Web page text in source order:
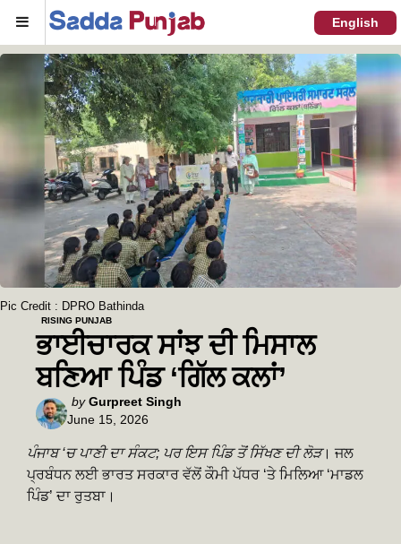
Menu English
Pic Credit : DPRO Bathinda
RISING PUNJAB
ਭਾਈਚਾਰਕ ਸਾਂਝ ਦੀ ਮਿਸਾਲ
ਬਣਿਆ ਪਿੰਡ ‘ਗਿੱਲ ਕਲਾਂ’
Posted
by
by Gurpreet Singh
June 15, 2026
ਪੰਜਾਬ ‘ਚ ਪਾਣੀ ਦਾ ਸੰਕਟ; ਪਰ ਇਸ ਪਿੰਡ ਤੋਂ ਸਿੱਖਣ ਦੀ ਲੋੜ। ਜਲ
ਪ੍ਰਬੰਧਨ ਲਈ ਭਾਰਤ ਸਰਕਾਰ ਵੱਲੋਂ ਕੌਮੀ ਪੱਧਰ ‘ਤੇ ਮਿਲਿਆ ‘ਮਾਡਲ
ਪਿੰਡ’ ਦਾ ਰੁਤਬਾ।